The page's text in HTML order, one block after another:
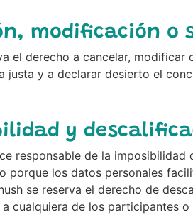
modificación o
el derecho a cancelar,
justa y a declarar desierto el
y
responsable de la
porque los datos personales
se reserva el derecho de
cualquiera de los participantes